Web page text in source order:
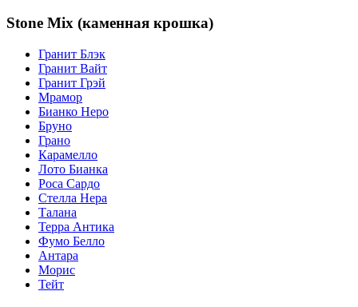
Stone Mix (каменная крошка)
Гранит Блэк
Гранит Вайт
Гранит Грэй
Мрамор
Бианко Неро
Бруно
Грано
Карамелло
Лото Бианка
Роса Сардо
Стелла Нера
Талана
Терра Антика
Фумо Белло
Антара
Морис
Тейт